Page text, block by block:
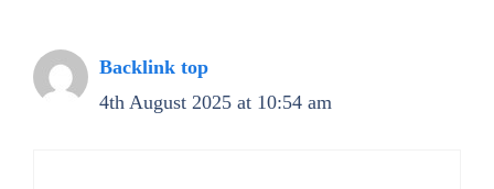
Backlink top
4th August 2025 at 10:54 am